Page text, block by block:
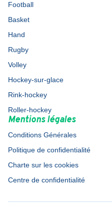
Football
Basket
Hand
Rugby
Volley
Hockey-sur-glace
Rink-hockey
Roller-hockey
Mentions légales
Conditions Générales
Politique de confidentialité
Charte sur les cookies
Centre de confidentialité